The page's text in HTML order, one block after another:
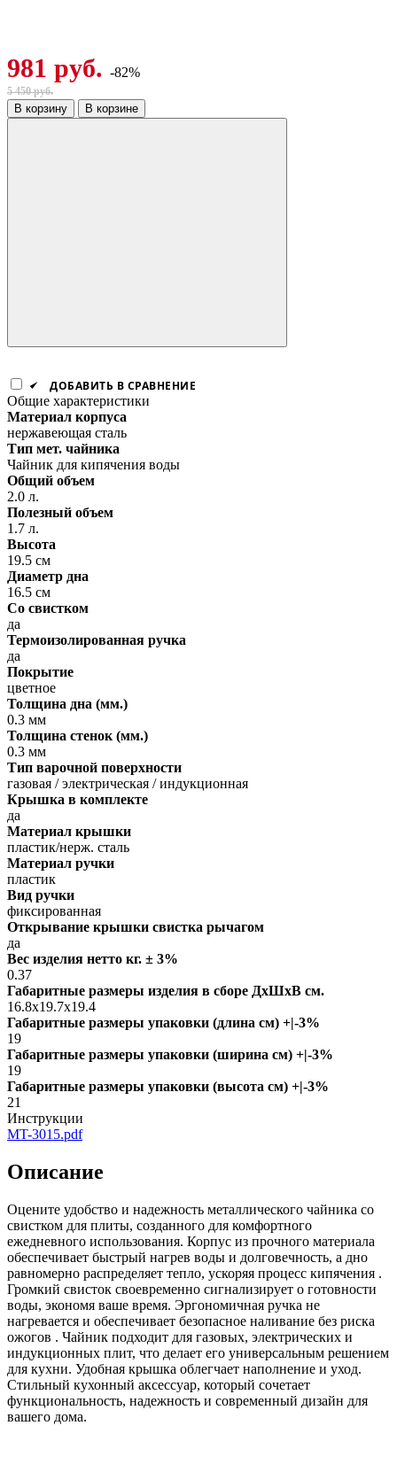
981 руб. -82%
5 450 руб.
В корзину В корзине
ДОБАВИТЬ В СРАВНЕНИЕ
Общие характеристики
Материал корпуса
нержавеющая сталь
Тип мет. чайника
Чайник для кипячения воды
Общий объем
2.0 л.
Полезный объем
1.7 л.
Высота
19.5 см
Диаметр дна
16.5 см
Со свистком
да
Термоизолированная ручка
да
Покрытие
цветное
Толщина дна (мм.)
0.3 мм
Толщина стенок (мм.)
0.3 мм
Тип варочной поверхности
газовая / электрическая / индукционная
Крышка в комплекте
да
Материал крышки
пластик/нерж. сталь
Материал ручки
пластик
Вид ручки
фиксированная
Открывание крышки свистка рычагом
да
Вес изделия нетто кг. ± 3%
0.37
Габаритные размеры изделия в сборе ДxШxВ см.
16.8x19.7x19.4
Габаритные размеры упаковки (длина см) +|-3%
19
Габаритные размеры упаковки (ширина см) +|-3%
19
Габаритные размеры упаковки (высота см) +|-3%
21
Инструкции
MT-3015.pdf
Описание
Оцените удобство и надежность металлического чайника со
свистком для плиты, созданного для комфортного
ежедневного использования. Корпус из прочного материала
обеспечивает быстрый нагрев воды и долговечность, а дно
равномерно распределяет тепло, ускоряя процесс кипячения .
Громкий свисток своевременно сигнализирует о готовности
воды, экономя ваше время. Эргономичная ручка не
нагревается и обеспечивает безопасное наливание без риска
ожогов . Чайник подходит для газовых, электрических и
индукционных плит, что делает его универсальным решением
для кухни. Удобная крышка облегчает наполнение и уход.
Стильный кухонный аксессуар, который сочетает
функциональность, надежность и современный дизайн для
вашего дома.